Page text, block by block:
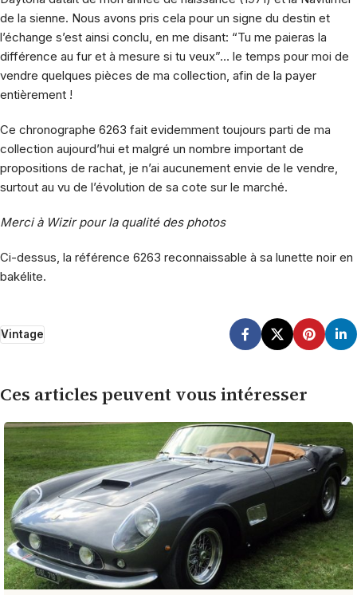
de la sienne. Nous avons pris cela pour un signe du destin et
l’échange s’est ainsi conclu, en me disant: “Tu me paieras la
différence au fur et à mesure si tu veux”… le temps pour moi de
vendre quelques pièces de ma collection, afin de la payer
entièrement !
Ce chronographe 6263 fait evidemment toujours parti de ma
collection aujourd’hui et malgré un nombre important de
propositions de rachat, je n’ai aucunement envie de le vendre,
surtout au vu de l’évolution de sa cote sur le marché.
Merci à Wizir pour la qualité des photos
Ci-dessus, la référence 6263 reconnaissable à sa lunette noir en
bakélite.
Vintage
Ces articles peuvent vous intéresser